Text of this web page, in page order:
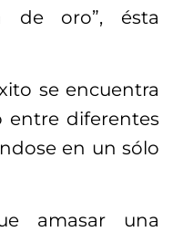
de oro”, ésta
se encuentra
entre diferentes
en un sólo
amasar una